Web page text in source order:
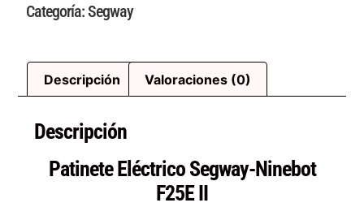
Categoría:Segway
Descripción Valoraciones (0)
Descripción
Patinete Eléctrico Segway-Ninebot
F25E II